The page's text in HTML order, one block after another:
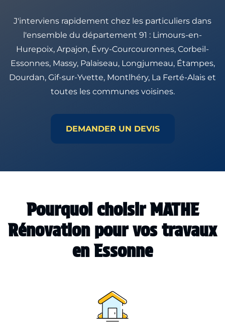
J'interviens rapidement chez les particuliers dans
l'ensemble du département 91 : Limours-en-
Hurepoix, Arpajon, Évry-Courcouronnes, Corbeil-
Essonnes, Massy, Palaiseau, Longjumeau, Étampes,
Dourdan, Gif-sur-Yvette, Montlhéry, La Ferté-Alais et
toutes les communes voisines.
DEMANDER UN DEVIS
Pourquoi choisir MATHE
Rénovation pour vos travaux
en Essonne